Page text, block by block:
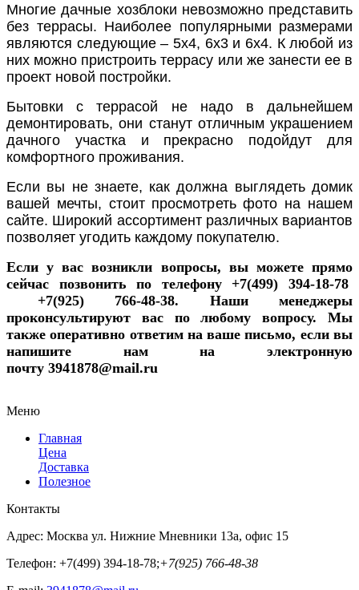
Многие дачные хозблоки невозможно представить
без террасы. Наиболее популярными размерами
являются следующие – 5х4, 6х3 и 6х4. К любой из
них можно пристроить террасу или же занести ее в
проект новой постройки.
Бытовки с террасой не надо в дальнейшем
демонтировать, они станут отличным украшением
дачного участка и прекрасно подойдут для
комфортного проживания.
Если вы не знаете, как должна выглядеть домик
вашей мечты, стоит просмотретьфото на нашем
сайте. Широкий ассортимент различных вариантов
позволяет угодить каждому покупателю.
Если у вас возникли вопросы, вы можете прямо
сейчас позвонить по телефону +7(499) 394-18-78
+7(925) 766-48-38. Наши менеджеры
проконсультируют вас по любому вопросу. Мы
также оперативно ответим на ваше письмо, если вы
напишите нам на электронную
почту 3941878@mail.ru
Меню
Главная
Цена
Доставка
Полезное
Контакты
Адрес: Москва ул. Нижние Мневники 13а, офис 15
Телефон: +7(499) 394-18-78;+7(925) 766-48-38